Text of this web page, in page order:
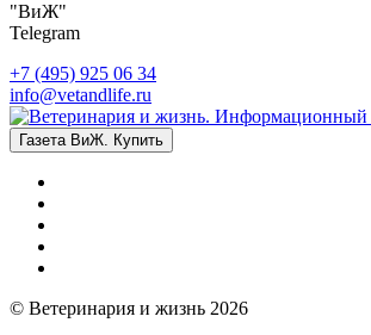
"ВиЖ"
Telegram
+7 (495) 925 06 34
info@vetandlife.ru
Газета ВиЖ. Купить
© Ветеринария и жизнь 2026